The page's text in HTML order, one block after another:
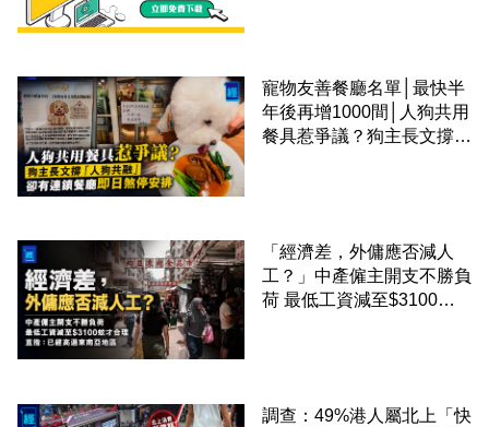
寵物友善餐廳名單│最快半
年後再增1000間│人狗共用
餐具惹爭議？狗主長文撐
「經濟差，外傭應否減人
工？」中產僱主開支不勝負
荷 最低工資減至$3100蚊
調查：49%港人屬北上「快